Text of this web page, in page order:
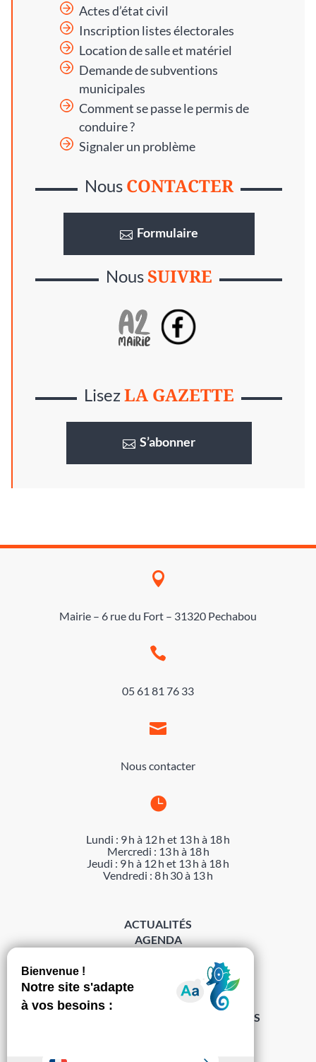
Actes d’état civil
Inscription listes électorales
Location de salle et matériel
Demande de subventions
municipales
Comment se passe le permis de
conduire ?
Signaler un problème
Nous CONTACTER
Formulaire
NousSUIVRE
LisezLA GAZETTE
S’abonner

Mairie – 6 rue du Fort – 31320 Pechabou

05 61 81 76 33

Nous contacter

Lundi : 9 h à 12 h et 13 h à 18 h
Mercredi : 13 h à 18 h
Jeudi : 9 h à 12 h et 13 h à 18 h
Vendredi : 8 h 30 à 13 h
ACTUALITÉS
AGENDA
MENTIONS LÉGALES
PROTECTION DES DONNÉES
POLITIQUE DE GESTION DES COOKIES